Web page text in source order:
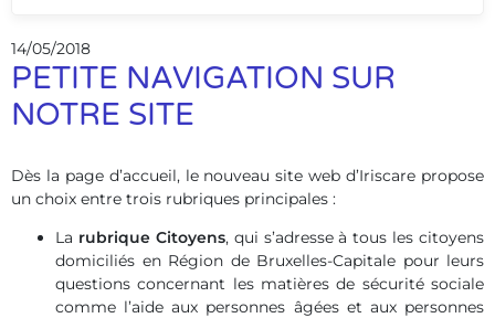
14/05/2018
PETITE NAVIGATION SUR
NOTRE SITE
Dès la page d’accueil, le nouveau site web d’Iriscare propose
un choix entre trois rubriques principales :
La rubrique Citoyens, qui s’adresse à tous les citoyens
domiciliés en Région de Bruxelles-Capitale pour leurs
questions concernant les matières de sécurité sociale
comme l’aide aux personnes âgées et aux personnes